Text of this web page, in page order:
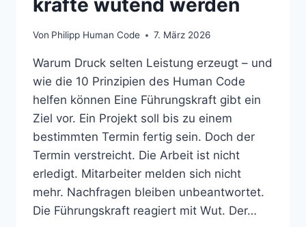
Von Philipp Human Code 7. März 2026
Warum Druck selten Leistung erzeugt – und
wie die 10 Prinzipien des Human Code
helfen können Eine Führungskraft gibt ein
Ziel vor. Ein Projekt soll bis zu einem
bestimmten Termin fertig sein. Doch der
Termin verstreicht. Die Arbeit ist nicht
erledigt. Mitarbeiter melden sich nicht
mehr. Nachfragen bleiben unbeantwortet.
Die Führungskraft reagiert mit Wut. Der…